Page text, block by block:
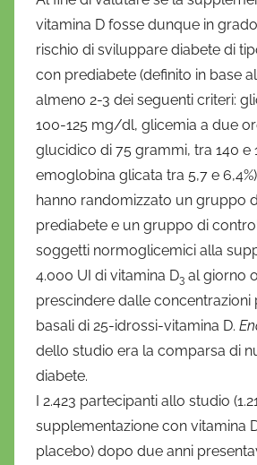
vitamina D fosse dunque in
rischio di sviluppare diabete di
con prediabete (definito in base
almeno 2-3 dei seguenti criteri:
100-125 mg/dl, glicemia a due
glucidico di 75 grammi, tra 140 e
emoglobina glicata tra 5,7 e
hanno randomizzato un gruppo
prediabete e un gruppo di
soggetti normoglicemici alla
4.000 UI di vitamina D3 al giorno
prescindere dalle concentrazioni
basali di 25-idrossi-vitamina D.
dello studio era la comparsa di
diabete.
I 2.423 partecipanti allo studio
supplementazione con vitamina
placebo) dopo due anni